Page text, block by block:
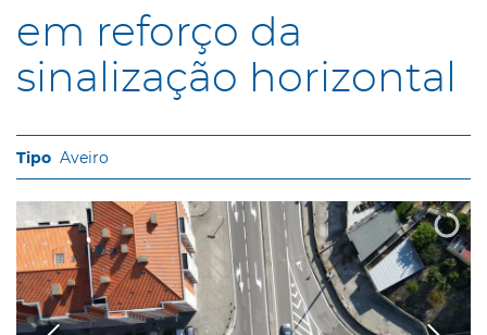
em reforço da
sinalização horizontal
Aveiro